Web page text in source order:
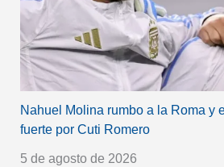
Nahuel Molina rumbo a la Roma y
fuerte por Cuti Romero
5 de agosto de 2026